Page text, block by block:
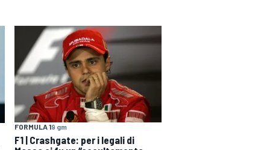
FORMULA 19 gm
F1 | Crashgate: per i legali di